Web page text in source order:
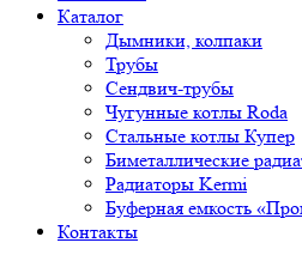
Каталог
Дымники, колпаки
Трубы
Сендвич-трубы
Чугунные котлы Roda
Стальные котлы Купер
Биметаллические
Радиаторы Kermi
Буферная емкость
Контакты